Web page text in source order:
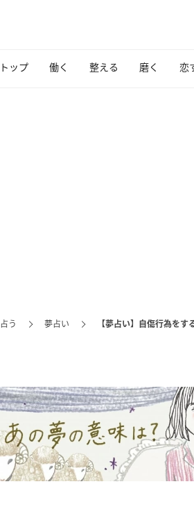
トップ 働く 整える 磨く 恋
占う 夢占い 【夢占い】自傷行為を